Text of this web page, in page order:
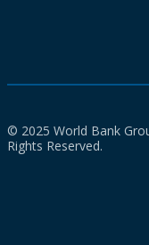
© 2025 World Bank
Rights Reserved.